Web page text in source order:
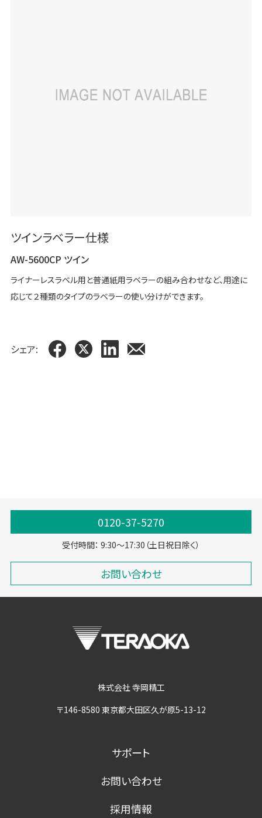
ツインラベラー仕様
AW-5600CP ツイン
ライナーレスラベル用と普通紙用ラベラーの組み合わせなど、用途に
応じて２種類のタイプのラベラーの使い分けができます。
シェア:
0120-37-5270
受付時間： 9:30～17:30（土日祝日除く）
お問い合わせ
株式会社 寺岡精工
〒146-8580 東京都大田区久が原5-13-12
サポート
お問い合わせ
採用情報